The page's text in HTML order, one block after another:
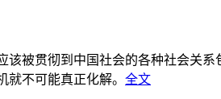
该被贯彻到中国社会的各种社会关
就不可能真正化解。 全文